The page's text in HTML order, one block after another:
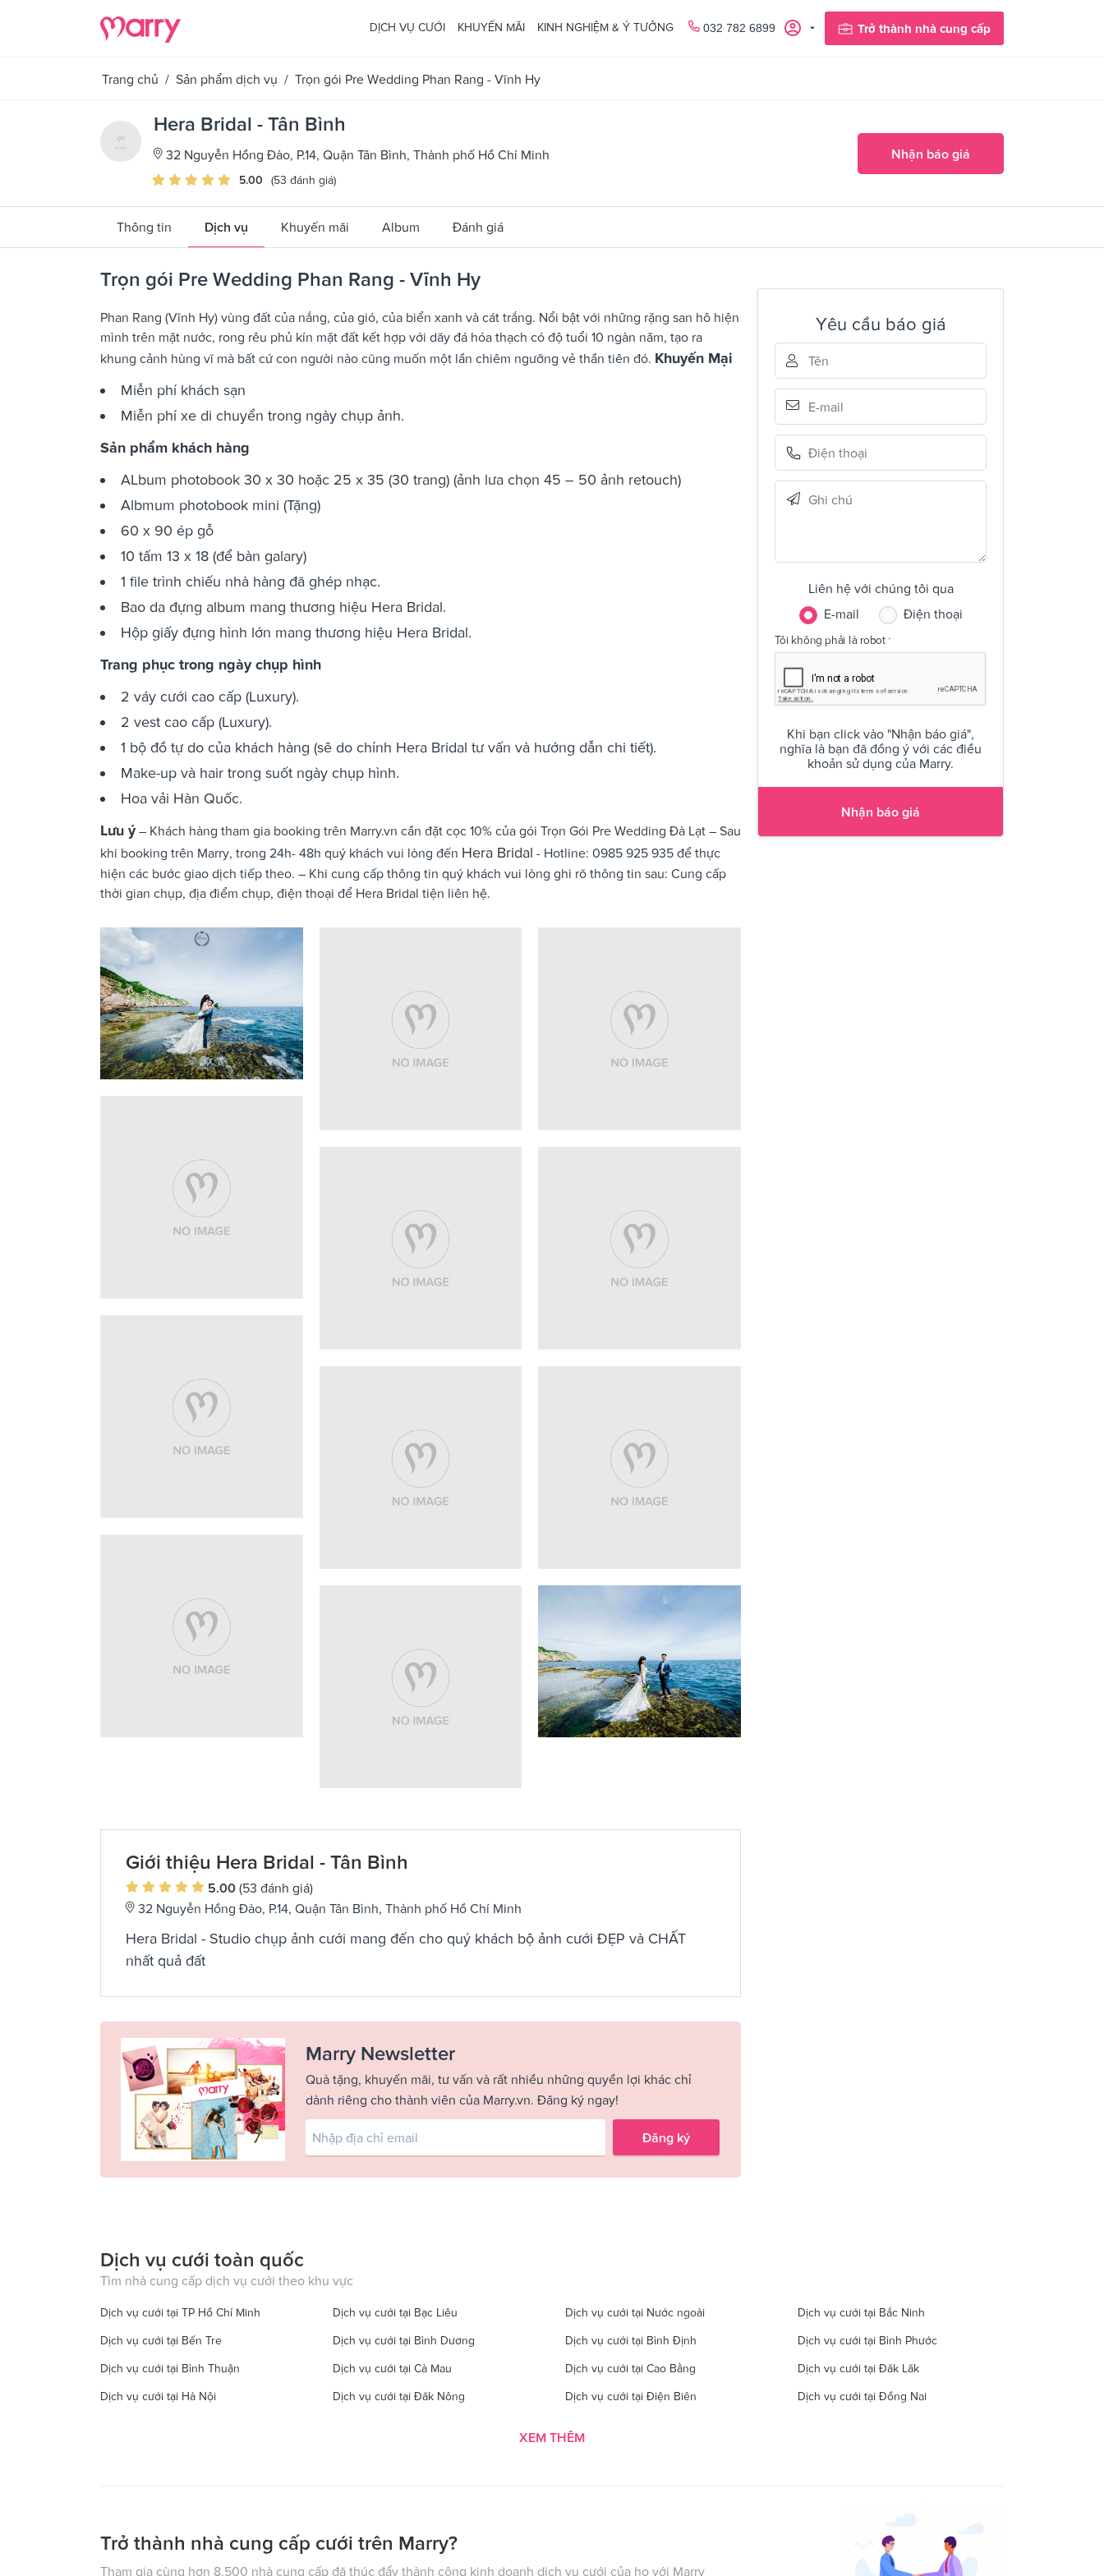
Trở thành nhà cung cấp
032 782 6899
DỊCH VỤ CƯỚI KHUYẾN MÃI KINH NGHIỆM & Ý TƯỞNG
Trang chủ / Sản phẩm dịch vụ / Trọn gói Pre Wedding Phan Rang - Vĩnh Hy
Hera Bridal - Tân Bình
32 Nguyễn Hồng Đào, P.14, Quận Tân Bình, Thành phố Hồ Chí Minh
5.00 (53 đánh giá)
Nhận báo giá
Thông tin Dịch vụ Khuyến mãi Album Đánh giá
Trọn gói Pre Wedding Phan Rang - Vĩnh Hy
Phan Rang (Vĩnh Hy) vùng đất của nắng, của gió, của biển xanh và cát trắng. Nổi bật với những rặng san hô hiện
mình trên mặt nước, rong rêu phủ kín mặt đất kết hợp với dãy đá hóa thạch có độ tuổi 10 ngàn năm, tạo ra
khung cảnh hùng vĩ mà bất cứ con người nào cũng muốn một lần chiêm ngưỡng vẻ thần tiên đó. Khuyến Mại
Miễn phí khách sạn
Miễn phí xe di chuyển trong ngày chụp ảnh.
Sản phẩm khách hàng
ALbum photobook 30 x 30 hoặc 25 x 35 (30 trang) (ảnh lưa chọn 45 – 50 ảnh retouch)
Albmum photobook mini (Tặng)
60 x 90 ép gỗ
10 tấm 13 x 18 (để bàn galary)
1 file trình chiếu nhà hàng đã ghép nhạc.
Bao da đựng album mang thương hiệu Hera Bridal.
Hộp giấy đựng hình lớn mang thương hiệu Hera Bridal.
Trang phục trong ngày chụp hình
2 váy cưới cao cấp (Luxury).
2 vest cao cấp (Luxury).
1 bộ đồ tự do của khách hàng (sẽ do chính Hera Bridal tư vấn và hướng dẫn chi tiết).
Make-up và hair trong suốt ngày chụp hình.
Hoa vải Hàn Quốc.
Lưu ý– Khách hàng tham gia booking trên Marry.vn cần đặt cọc 10% của gói Trọn Gói Pre Wedding Đà Lạt – Sau
khi booking trên Marry, trong 24h- 48h quý khách vui lòng đến Hera Bridal - Hotline: 0985 925 935 để thực
hiện các bước giao dịch tiếp theo. – Khi cung cấp thông tin quý khách vui lòng ghi rõ thông tin sau: Cung cấp
thời gian chụp, địa điểm chụp, điện thoại để Hera Bridal tiện liên hệ.
Giới thiệu Hera Bridal - Tân Bình
5.00 (53 đánh giá)
32 Nguyễn Hồng Đào, P.14, Quận Tân Bình, Thành phố Hồ Chí Minh
Hera Bridal - Studio chụp ảnh cưới mang đến cho quý khách bộ ảnh cưới ĐẸP và CHẤT
nhất quả đất
Marry Newsletter
Quà tặng, khuyến mãi, tư vấn và rất nhiều những quyền lợi khác chỉ
dành riêng cho thành viên của Marry.vn. Đăng ký ngay!
Đăng ký
Yêu cầu báo giá
Liên hệ với chúng tôi qua
E-mail
Điện thoại
Tôi không phải là robot
Khi bạn click vào "Nhận báo giá",
nghĩa là bạn đã đồng ý với các điều
khoản sử dụng của Marry.
Nhận báo giá
Dịch vụ cưới toàn quốc
Tìm nhà cung cấp dịch vụ cưới theo khu vực
Dịch vụ cưới tại TP Hồ Chí Minh Dịch vụ cưới tại Bạc Liêu Dịch vụ cưới tại Nước ngoài Dịch vụ cưới tại Bắc Ninh
Dịch vụ cưới tại Bến Tre Dịch vụ cưới tại Bình Dương Dịch vụ cưới tại Bình Định Dịch vụ cưới tại Bình Phước
Dịch vụ cưới tại Bình Thuận Dịch vụ cưới tại Cà Mau Dịch vụ cưới tại Cao Bằng Dịch vụ cưới tại Đăk Lăk
Dịch vụ cưới tại Hà Nội Dịch vụ cưới tại Đăk Nông Dịch vụ cưới tại Điện Biên Dịch vụ cưới tại Đồng Nai
Dịch vụ cưới tại Lạng Sơn Dịch vụ cưới tại Lào Cai Dịch vụ cưới tại Long An
Dịch vụ cưới tại Nghệ An Dịch vụ cưới tại Ninh Bình Dịch vụ cưới tại Ninh Thuận
XEM THÊM
Trở thành nhà cung cấp cưới trên Marry?
Tham gia cùng hơn 8.500 nhà cung cấp đã thúc đẩy thành công kinh doanh dịch vụ cưới của họ với Marry